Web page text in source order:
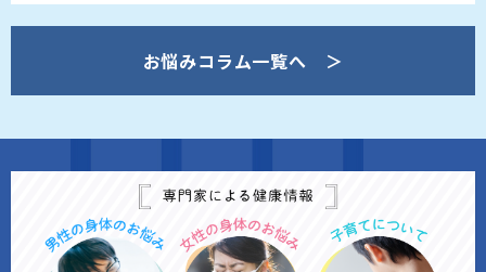
お悩みコラム一覧へ ＞